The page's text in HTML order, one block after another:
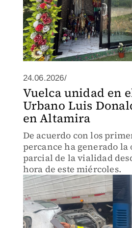
24.06.2026/
Vuelca unidad en
Urbano Luis
en Altamira
De acuerdo con los
percance ha generado la
parcial de la vialidad
hora de este miércoles.